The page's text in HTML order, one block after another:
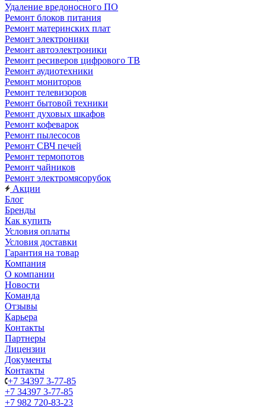
Удаление вредоносного ПО
Ремонт блоков питания
Ремонт материнских плат
Ремонт электроники
Ремонт автоэлектроники
Ремонт ресиверов цифрового ТВ
Ремонт аудиотехники
Ремонт мониторов
Ремонт телевизоров
Ремонт бытовой техники
Ремонт духовых шкафов
Ремонт кофеварок
Ремонт пылесосов
Ремонт СВЧ печей
Ремонт термопотов
Ремонт чайников
Ремонт электромясорубок
Акции
Блог
Бренды
Как купить
Условия оплаты
Условия доставки
Гарантия на товар
Компания
О компании
Новости
Команда
Отзывы
Карьера
Контакты
Партнеры
Лицензии
Документы
Контакты
+7 34397 3-77-85
+7 34397 3-77-85
+7 982 720-83-23